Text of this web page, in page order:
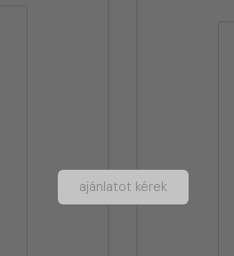
ajánlatot kérek